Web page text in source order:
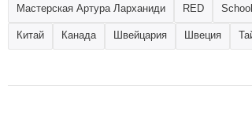
Мастерская Артура Ларханиди RED
Китай Канада Швейцария Швеция